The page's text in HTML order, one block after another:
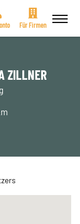
Für Firmen
ZILLNER